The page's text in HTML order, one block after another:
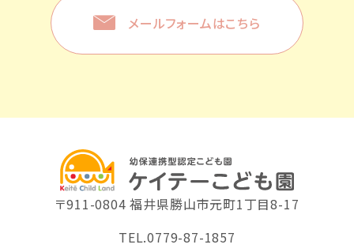
メールフォームはこちら
〒911-0804 福井県勝山市元町1丁目8-17
TEL.0779-87-1857